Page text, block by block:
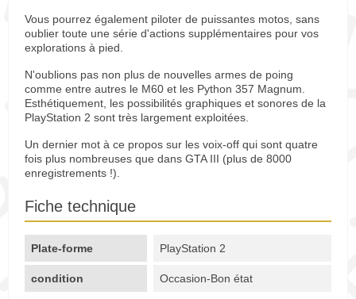
Vous pourrez également piloter de puissantes motos, sans
oublier toute une série d'actions supplémentaires pour vos
explorations à pied.
N'oublions pas non plus de nouvelles armes de poing
comme entre autres le M60 et les Python 357 Magnum.
Esthétiquement, les possibilités graphiques et sonores de la
PlayStation 2 sont très largement exploitées.
Un dernier mot à ce propos sur les voix-off qui sont quatre
fois plus nombreuses que dans GTA III (plus de 8000
enregistrements !).
Fiche technique
Plate-forme PlayStation 2
condition Occasion-Bon état